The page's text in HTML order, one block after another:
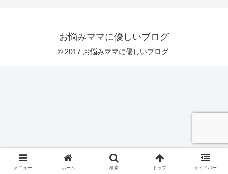
お悩みママに優しいブログ
© 2017 お悩みママに優しいブログ.
メニュー ホーム 検索 トップ サイドバー